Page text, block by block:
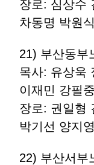
장로: 심상수
차동명 박원식
21) 부산동부
목사: 유상욱
이재민 강필
장로: 권일형
박기선 양지
22) 부산서부